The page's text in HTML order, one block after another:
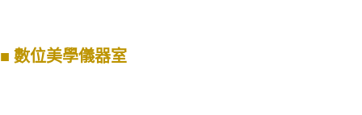
■ 數位美學儀器室